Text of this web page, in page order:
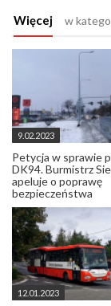
Więcej w
9.02.2023
Petycja w sprawie
DK94. Burmistrz
apeluje o poprawę
bezpieczeństwa
12.01.2023